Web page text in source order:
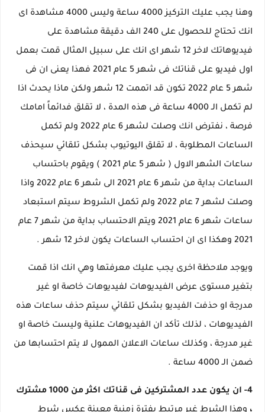
وهنا يجب عليك التركيز 4000 ساعة وليس 4000 مشاهدة اى
انك تحتاج للحصول على 240 الف دقيقة مشاهدة على
فيديوهاتك لاخر 12 شهر اى انك على سبيل المثال قمت بعمل
اول فيديو على قناتك فى شهر 5 عام 2021 فهذا يعنى ان فى
شهر 5 عام 2022 تكون قد اتممت 12 شهر ولكن ماذا يحدث اذا
لم تكمل الـ 4000 ساعة فى هذه المدة ، لا تقلق فدائماً امامك
فرصة ، نفترض انك وصلت لشهر 6 عام 2022 ولم تكمل
الساعات المطلوبة ، لا تقلق اليوتيوب بشكل تلقائي سيحذف
ساعات الشهر الاول ( شهر 5 عام 2021 ) ويقوم باحتساب
الساعات بداية من شهر 6 عام 2021 الى شهر 6 عام 2022 واذا
وصلت لشهر 7 عام 2022 ولم تكمل الشروط سيتم استبعاد
ساعات شهر 6 عام 2021 ويتم الاحتساب بداية من شهر 7 عام
2021 وهكذا اى ان احتساب الساعات يكون لاخر 12 شهر .
ويوجد ملاحظة اخرى يجب عليك معرفتها وهي انك اذا قمت
بتغير مستوى عرض الفيديوهات لفيديوهات خاصة او غير
مدرجة او حذفت الفيديو بشكل تلقائي سيتم حذف ساعات هذه
الفيديوهات ، لذلك تأكد ان الفيديوهات علنية وليست خاصة او
غير مدرجة ، وكذلك ساعات الاعلان الممول لا يتم احتسابها من
ضمن الـ 4000 ساعة .
4- ان يكون عدد المشتركين فى قناتك اكثر من 1000 مشترك
، وهذا الشرط غير مرتبط بفترة زمنية معينة عكس شرط